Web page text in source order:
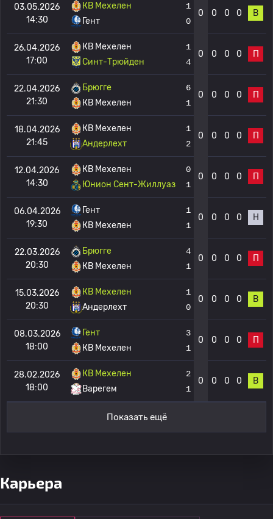
03.05.2026
14:30
КВ Мехелен
Гент
1
0
0 0 0 0 В
26.04.2026
17:00
КВ Мехелен
Синт-Трюйден
1
4
0 0 0 0 П
22.04.2026
21:30
Брюгге
КВ Мехелен
6
1
0 0 0 0 П
18.04.2026
21:45
КВ Мехелен
Андерлехт
1
2
0 0 0 0 П
12.04.2026
14:30
КВ Мехелен
Юнион Сент-Жиллуаз
0
1
0 0 0 0 П
06.04.2026
19:30
Гент
КВ Мехелен
1
1
0 0 0 0 Н
22.03.2026
20:30
Брюгге
КВ Мехелен
4
1
0 0 0 0 П
15.03.2026
20:30
КВ Мехелен
Андерлехт
1
0
0 0 0 0 В
08.03.2026
18:00
Гент
КВ Мехелен
3
1
0 0 0 0 П
28.02.2026
18:00
КВ Мехелен
Варегем
2
1
0 0 0 0 В
Показать ещё
Карьера